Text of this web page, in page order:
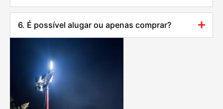
6. É possível alugar ou apenas comprar?